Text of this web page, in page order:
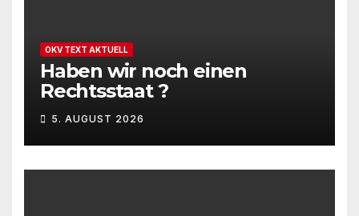
OKV TEXT AKTUELL
Haben wir noch einen
Rechtsstaat ?
5. AUGUST 2026